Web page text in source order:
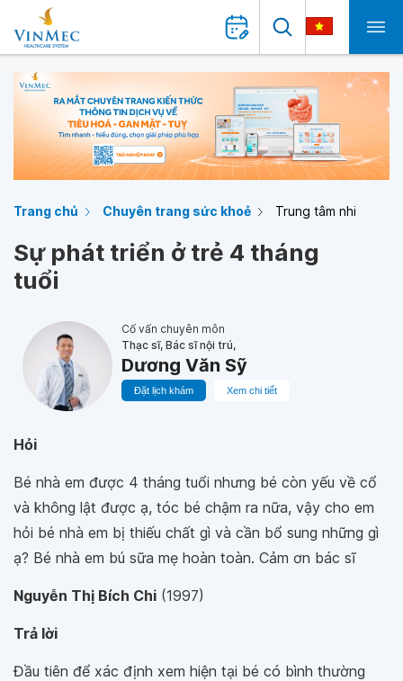
Trang chủ Chuyên trang sức khoẻ Trung tâm nhi
Sự phát triển ở trẻ 4 tháng
tuổi
Cố vấn chuyên môn
Thạc sĩ, Bác sĩ nội trú,
Dương Văn Sỹ
Đặt lịch khám Xem chi tiết
Hỏi
Bé nhà em được 4 tháng tuổi nhưng bé còn yếu về cổ
và không lật được ạ, tóc bé chậm ra nữa, vậy cho em
hỏi bé nhà em bị thiếu chất gì và cần bổ sung những gì
ạ? Bé nhà em bú sữa mẹ hoàn toàn. Cảm ơn bác sĩ
Nguyễn Thị Bích Chi (1997)
Trả lời
Đầu tiên để xác định xem hiện tại bé có bình thường